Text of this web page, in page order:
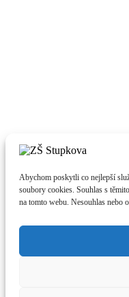
Abychom poskytli co nejlepší
soubory cookies. Souhlas s
na tomto webu. Nesouhlas nebo